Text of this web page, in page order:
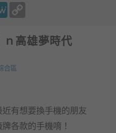
MeWe
高雄夢時代
合區
有想要換手機的朋友
各款的手機唷！